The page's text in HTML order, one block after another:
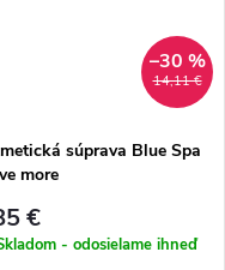
14,11 €
–30 %
súprava Blue Spa
more
€
- odosielame ihneď